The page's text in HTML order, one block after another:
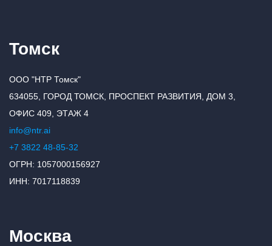
Томск
ООО "НТР Томск"
634055, ГОРОД ТОМСК, ПРОСПЕКТ РАЗВИТИЯ, ДОМ 3,
ОФИС 409, ЭТАЖ 4
info@ntr.ai
+7 3822 48-85-32
ОГРН: 1057000156927
ИНН: 7017118839
Москва